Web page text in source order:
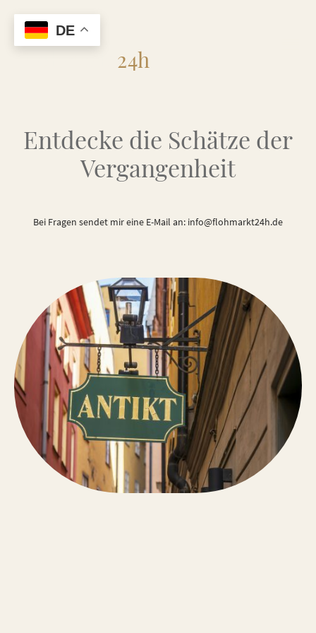
24h
Entdecke die Schätze der
Vergangenheit
Bei Fragen sendet mir eine E-Mail an: info@flohmarkt24h.de
DE